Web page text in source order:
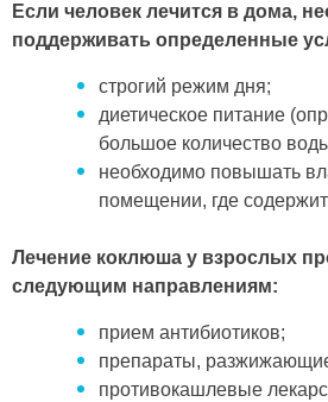
Если человек лечится в дома,
поддерживать определенные
строгий режим дня;
диетическое питание
большое количество
необходимо повышать
помещении, где
Лечение коклюша у взрослых
следующим направлениям:
прием антибиотиков;
препараты,
противокашлевые